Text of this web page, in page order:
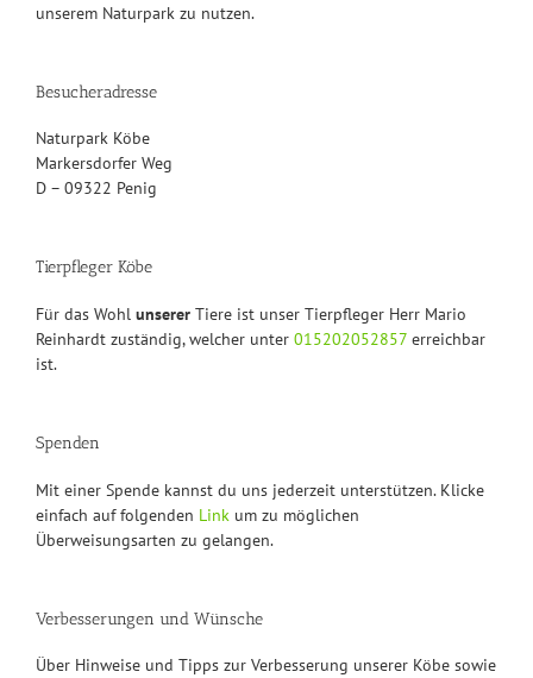
unserem Naturpark zu nutzen.
Besucheradresse
Naturpark Köbe
Markersdorfer Weg
D – 09322 Penig
Tierpfleger Köbe
Für das Wohl unserer Tiere ist unser Tierpfleger Herr Mario
Reinhardt zuständig, welcher unter 015202052857 erreichbar
ist.
Spenden
Mit einer Spende kannst du uns jederzeit unterstützen. Klicke
einfach auf folgenden Link um zu möglichen
Überweisungsarten zu gelangen.
Verbesserungen und Wünsche
Über Hinweise und Tipps zur Verbesserung unserer Köbe sowie